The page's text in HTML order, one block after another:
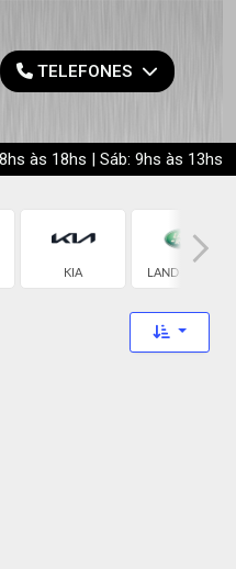
TELEFONES
às 18hs | Sáb: 9hs às 13hs
KIA LAND ROVER
Toggle